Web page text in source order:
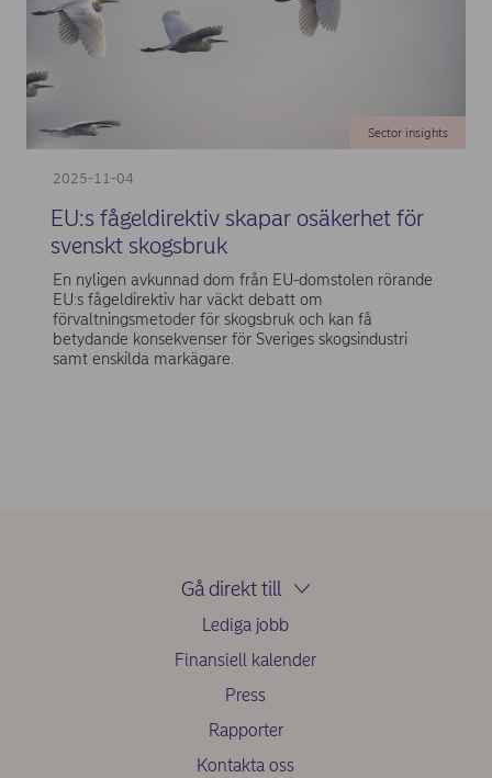
2025-11-04
Sector insights
EU:s fågeldirektiv skapar osäkerhet för
svenskt skogsbruk
En nyligen avkunnad dom från EU-domstolen rörande
EU:s fågeldirektiv har väckt debatt om
förvaltningsmetoder för skogsbruk och kan få
betydande konsekvenser för Sveriges skogsindustri
samt enskilda markägare.
Gå direkt till
Lediga jobb
Finansiell kalender
Press
Rapporter
Kontakta oss